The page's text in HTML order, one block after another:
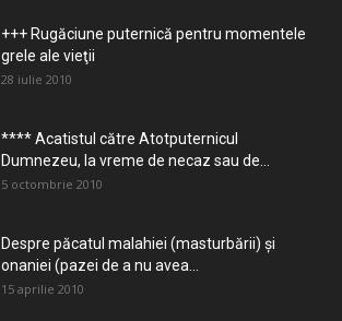
+++ Rugăciune puternică pentru momentele
grele ale vieţii
28 iulie 2010
**** Acatistul către Atotputernicul
Dumnezeu, la vreme de necaz sau de...
5 octombrie 2010
Despre păcatul malahiei (masturbării) şi
onaniei (pazei de a nu avea...
15 aprilie 2010